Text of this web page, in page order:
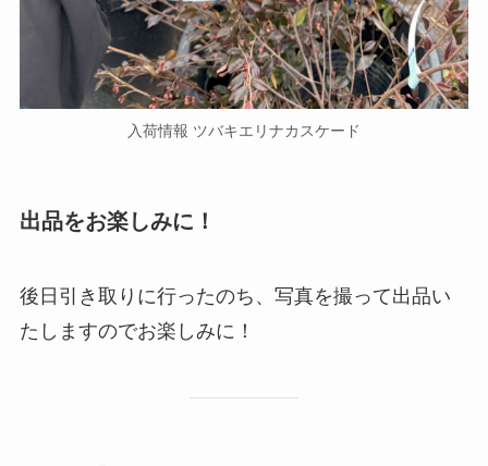
入荷情報 ツバキエリナカスケード
出品をお楽しみに！
後日引き取りに行ったのち、写真を撮って出品い
たしますのでお楽しみに！